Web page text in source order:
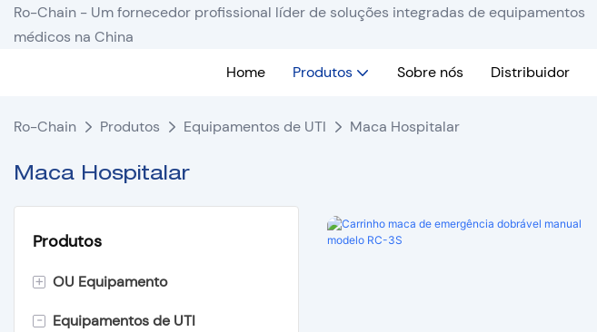
Ro-Chain - Um fornecedor profissional líder de soluções integradas de equipamentos
médicos na China
Home
Produtos Sobre nós Distribuidor
Ro-Chain Produtos Equipamentos de UTI Maca Hospitalar
Maca Hospitalar
Produtos
+ OU Equipamento
Iluminação sem sombras
- Equipamentos de UTI